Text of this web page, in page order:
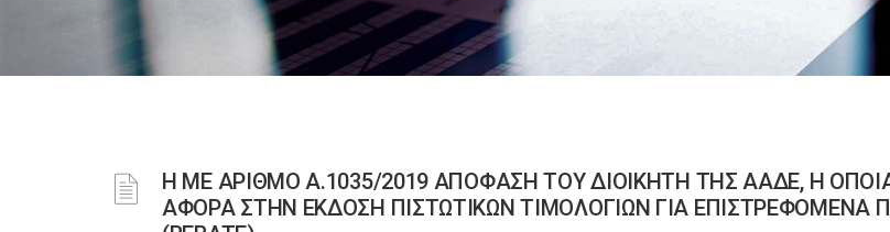
Η ΜΕ ΑΡΙΘΜΟ Α.1035/2019 ΑΠΟΦΑΣΗ ΤΟΥ ΔΙΟΙΚΗΤΗ ΤΗΣ ΑΑΔΕ, Η
ΑΦΟΡΑ ΣΤΗΝ ΕΚΔΟΣΗ ΠΙΣΤΩΤΙΚΩΝ ΤΙΜΟΛΟΓΙΩΝ ΓΙΑ ΕΠΙΣΤΡΕΦΟΜΕΝΑ